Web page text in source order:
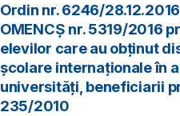
Ordin nr. 6246/
OMENCȘ nr. 5319/2016
elevilor care au obţinut
şcolare internaţionale în
universități, beneficiarii
235/2010